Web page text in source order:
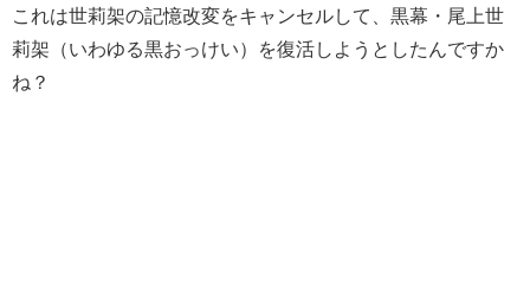
これは世莉架の記憶改変をキャンセルして、黒幕・尾上世
莉架（いわゆる黒おっけい）を復活しようとしたんですか
ね？